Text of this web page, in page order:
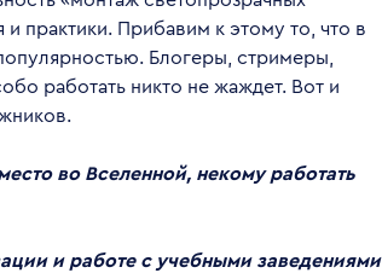
практики. Прибавим к этому то, что в
Блогеры, стримеры,
работать никто не жаждет. Вот и
во Вселенной, некому работать
и работе с учебными заведениями